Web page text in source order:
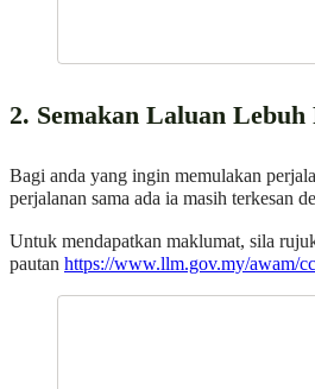
2. Semakan Laluan Lebuh
Bagi anda yang ingin memulakan
perjalanan sama ada ia masih terkesan
Untuk mendapatkan maklumat, sila
pautan https://www.llm.gov.my/awam/